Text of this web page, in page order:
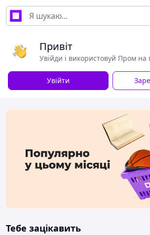
Привіт
Увійди і використовуй Пром на
Увійти
Тебе зацікавить